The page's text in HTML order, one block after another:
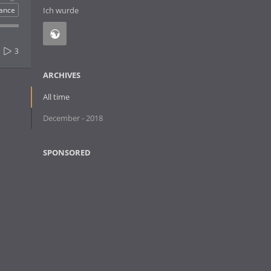
3
Ich wurde
ARCHIVES
All time
December - 2018
SPONSORED